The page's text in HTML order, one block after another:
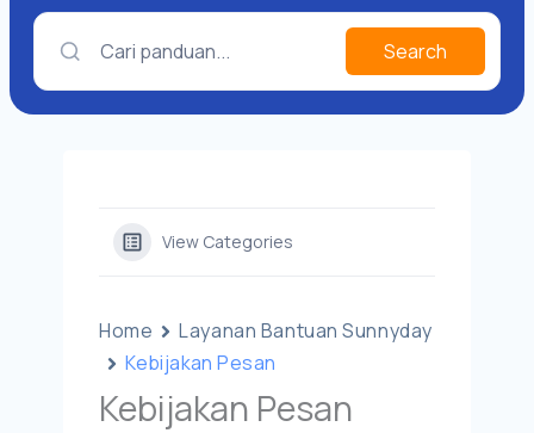
Cari panduan... Search
View Categories
Home
Layanan Bantuan Sunnyday
Kebijakan Pesan
Kebijakan Pesan